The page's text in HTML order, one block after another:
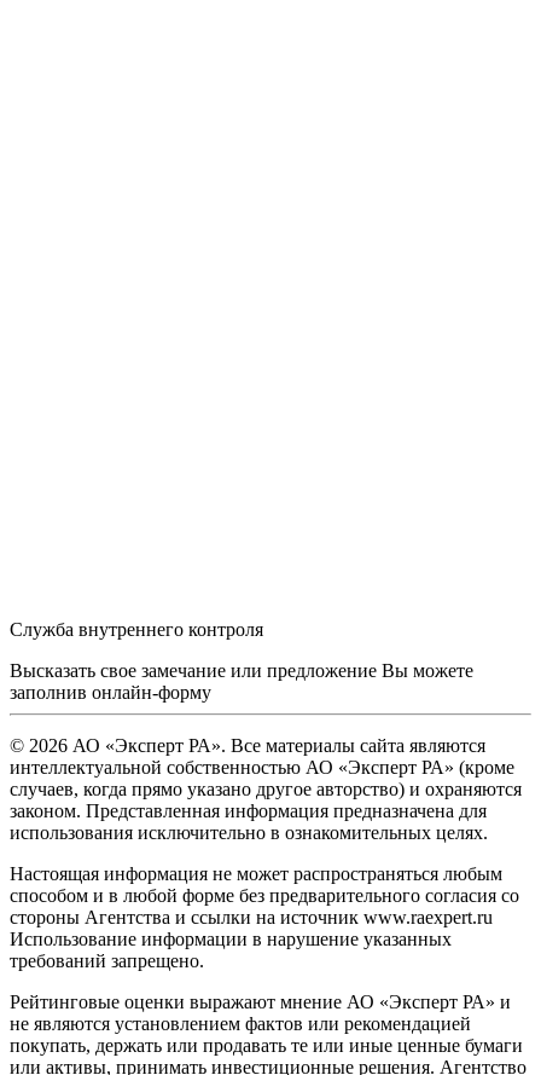
Служба внутреннего контроля
Высказать свое замечание или предложение Вы можете
заполнив онлайн-форму
© 2026 АО «Эксперт РА». Все материалы сайта являются
интеллектуальной собственностью АО «Эксперт РА» (кроме
случаев, когда прямо указано другое авторство) и охраняются
законом. Представленная информация предназначена для
использования исключительно в ознакомительных целях.
Настоящая информация не может распространяться любым
способом и в любой форме без предварительного согласия со
стороны Агентства и ссылки на источник www.raexpert.ru
Использование информации в нарушение указанных
требований запрещено.
Рейтинговые оценки выражают мнение АО «Эксперт РА» и
не являются установлением фактов или рекомендацией
покупать, держать или продавать те или иные ценные бумаги
или активы, принимать инвестиционные решения. Агентство